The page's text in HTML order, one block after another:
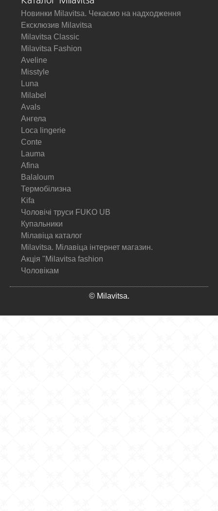
Новинки Milavitsa. Чекаємо на надходження
Ексклюзив Milavitsa
Milavitsa Classic
Milavitsa Fashion
Aveline
Misstyle
Luna
Milabel
Avals
Ангела
Loca lingerie
Conte
Lauma
Afina
Balaloum
Термобілизна
Kifa
Чоловічі труси FUKO UB
Купальники
Мілавіца каталог
Milavitsa. Мілавіца інтернет магазин.
Акція "Milavitsa fashion
Чоловікам
© Milavitsa.